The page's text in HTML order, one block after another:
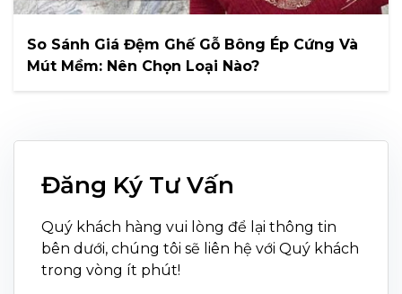
So Sánh Giá Đệm Ghế Gỗ Bông Ép Cứng Và
Mút Mềm: Nên Chọn Loại Nào?
Đăng Ký Tư Vấn
Quý khách hàng vui lòng để lại thông tin
bên dưới, chúng tôi sẽ liên hệ với Quý khách
trong vòng ít phút!